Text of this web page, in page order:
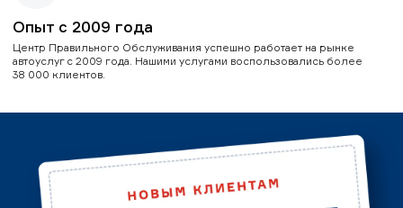
Опыт с 2009 года
Центр Правильного Обслуживания успешно работает на рынке
автоуслуг с 2009 года. Нашими услугами воспользовались более
38 000 клиентов.